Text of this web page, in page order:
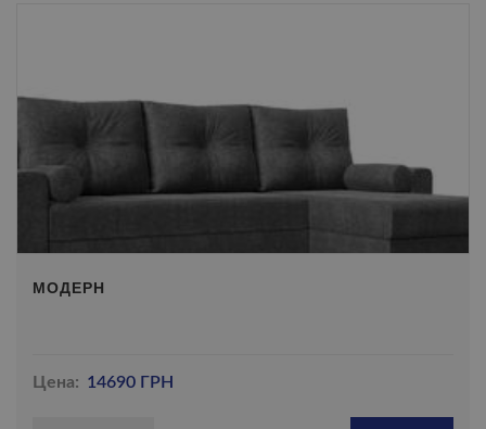
МОДЕРН
Цена: 14690 ГРН